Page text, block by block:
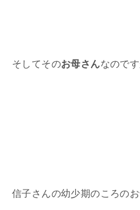
そしてそのお母さんなので
信子さんの幼少期のころのお